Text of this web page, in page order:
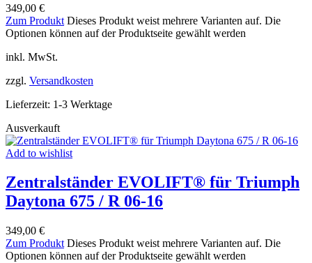
349,00 €
Zum Produkt Dieses Produkt weist mehrere Varianten auf. Die
Optionen können auf der Produktseite gewählt werden
inkl. MwSt.
zzgl. Versandkosten
Lieferzeit: 1-3 Werktage
Ausverkauft
Add to wishlist
Zentralständer EVOLIFT® für Triumph
Daytona 675 / R 06-16
349,00 €
Zum Produkt Dieses Produkt weist mehrere Varianten auf. Die
Optionen können auf der Produktseite gewählt werden